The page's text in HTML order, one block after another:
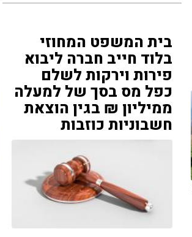
בית המשפט המחוזי
בלוד חייב חברה ליבוא
פירות וירקות לשלם
כפל מס בסך של למעלה
ממיליון ₪ בגין הוצאת
חשבוניות כוזבות